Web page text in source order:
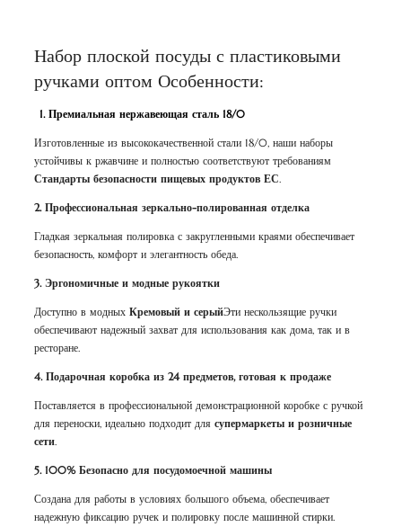
Набор плоской посуды с пластиковыми
ручками оптом Особенности:
1. Премиальная нержавеющая сталь 18/0
Изготовленные из высококачественной стали 18/0, наши наборы
устойчивы к ржавчине и полностью соответствуют требованиям
Стандарты безопасности пищевых продуктов ЕС
2. Профессиональная зеркально-полированная отделка
Гладкая зеркальная полировка с закругленными краями обеспечивает
безопасность, комфорт и элегантность обеда.
3. Эргономичные и модные рукоятки
Доступно в модных Кремовый и серыйЭти нескользящие ручки
обеспечивают надежный захват для использования как дома, так и в
ресторане.
4. Подарочная коробка из 24 предметов, готовая к продаже
Поставляется в профессиональной демонстрационной коробке с ручкой
для переноски, идеально подходит для супермаркеты и розничные
сети.
5. 100% Безопасно для посудомоечной машины
Создана для работы в условиях большого объема, обеспечивает
надежную фиксацию ручек и полировку после машинной стирки.